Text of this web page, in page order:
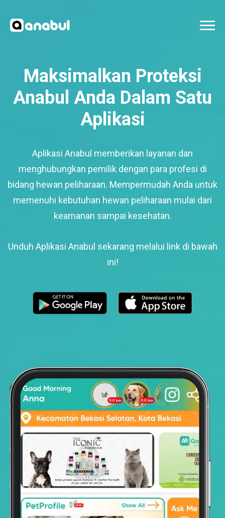
Maksimalkan Proteksi
Anabul Anda Dalam Satu
Aplikasi
Aplikasi Anabul memberikan layanan dan
menghubungkan pemilik dengan para profesi di
bidang hewan peliharaan. Mempermudah Anda untuk
memenuhi kebutuhan hewan peliharaan mulai dari
keamanan sampai kesehatan.
Unduh Aplikasi Anabul sekarang melalui link di bawah
ini!